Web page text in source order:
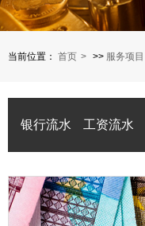
当前位置： 首页 >> 服务项目
银行流水 工资流水